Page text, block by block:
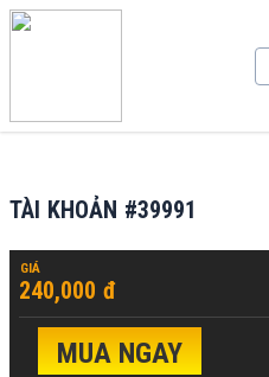
TÀI KHOẢN #39991
240,000 đ
GIÁ
MUA NGAY